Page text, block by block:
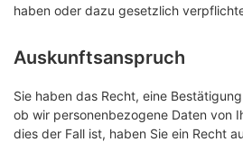
haben oder dazu gesetzlich
Auskunftsanspruch
Sie haben das Recht, eine
ob wir personenbezogene Daten von
dies der Fall ist, haben Sie ein Recht